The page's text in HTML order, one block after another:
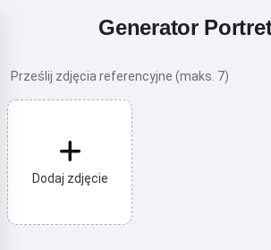
Generator
Prześlij zdjęcia referencyjne (maks. 7)
Dodaj zdjęcie